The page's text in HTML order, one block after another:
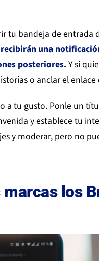
tu bandeja de entrada
una
posteriores.Y si
o anclar el
a tu gusto. Ponle un
y establece tu
y moderar, pero no
los